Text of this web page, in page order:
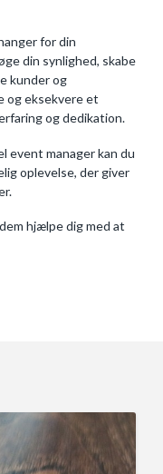
for din
din synlighed, skabe
kunder og
og eksekvere et
og dedikation.
event manager kan du
oplevelse, der giver
hjælpe dig med at